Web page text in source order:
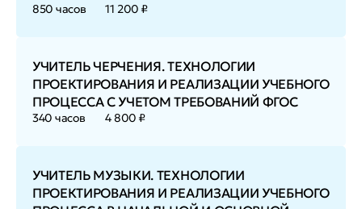
850 часов 11 200 ₽
УЧИТЕЛЬ ЧЕРЧЕНИЯ. ТЕХНОЛОГИИ
ПРОЕКТИРОВАНИЯ И РЕАЛИЗАЦИИ УЧЕБНОГО
ПРОЦЕССА С УЧЕТОМ ТРЕБОВАНИЙ ФГОС
340 часов 4 800 ₽
УЧИТЕЛЬ МУЗЫКИ. ТЕХНОЛОГИИ
ПРОЕКТИРОВАНИЯ И РЕАЛИЗАЦИИ УЧЕБНОГО